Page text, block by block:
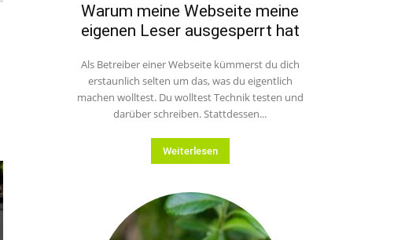
Warum meine Webseite meine
eigenen Leser ausgesperrt hat
Als Betreiber einer Webseite kümmerst du dich
erstaunlich selten um das, was du eigentlich
machen wolltest. Du wolltest Technik testen und
darüber schreiben. Stattdessen...
Weiterlesen